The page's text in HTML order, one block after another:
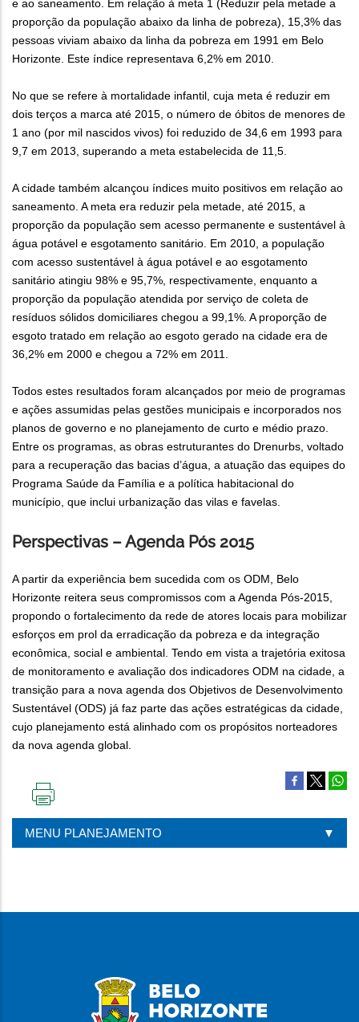
e ao saneamento. Em relação à meta 1 (Reduzir pela metade a
proporção da população abaixo da linha de pobreza), 15,3% das
pessoas viviam abaixo da linha da pobreza em 1991 em Belo
Horizonte. Este índice representava 6,2% em 2010.
No que se refere à mortalidade infantil, cuja meta é reduzir em
dois terços a marca até 2015, o número de óbitos de menores de
1 ano (por mil nascidos vivos) foi reduzido de 34,6 em 1993 para
9,7 em 2013, superando a meta estabelecida de 11,5.
A cidade também alcançou índices muito positivos em relação ao
saneamento. A meta era reduzir pela metade, até 2015, a
proporção da população sem acesso permanente e sustentável à
água potável e esgotamento sanitário. Em 2010, a população
com acesso sustentável à água potável e ao esgotamento
sanitário atingiu 98% e 95,7%, respectivamente, enquanto a
proporção da população atendida por serviço de coleta de
resíduos sólidos domiciliares chegou a 99,1%. A proporção de
esgoto tratado em relação ao esgoto gerado na cidade era de
36,2% em 2000 e chegou a 72% em 2011.
Todos estes resultados foram alcançados por meio de programas
e ações assumidas pelas gestões municipais e incorporados nos
planos de governo e no planejamento de curto e médio prazo.
Entre os programas, as obras estruturantes do Drenurbs, voltado
para a recuperação das bacias d’água, a atuação das equipes do
Programa Saúde da Família e a política habitacional do
município, que inclui urbanização das vilas e favelas.
Perspectivas – Agenda Pós 2015
A partir da experiência bem sucedida com os ODM, Belo
Horizonte reitera seus compromissos com a Agenda Pós-2015,
propondo o fortalecimento da rede de atores locais para mobilizar
esforços em prol da erradicação da pobreza e da integração
econômica, social e ambiental. Tendo em vista a trajetória exitosa
de monitoramento e avaliação dos indicadores ODM na cidade, a
transição para a nova agenda dos Objetivos de Desenvolvimento
Sustentável (ODS) já faz parte das ações estratégicas da cidade,
cujo planejamento está alinhado com os propósitos norteadores
da nova agenda global.
PÁGINA
MENU PLANEJAMENTO